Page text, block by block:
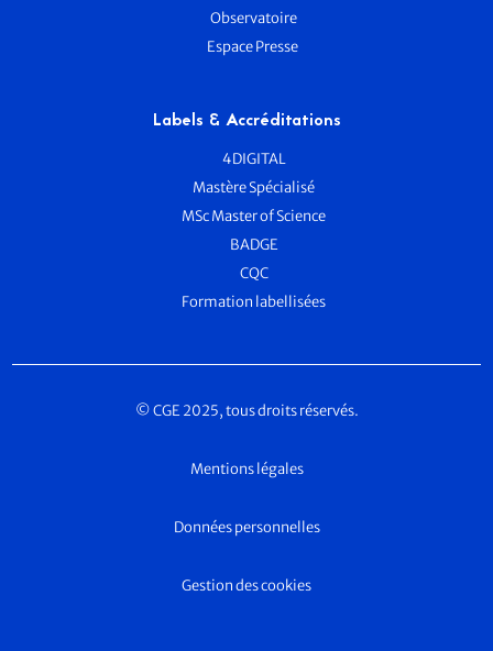
Observatoire
Espace Presse
Labels & Accréditations
4DIGITAL
Mastère Spécialisé
MSc Master of Science
BADGE
CQC
Formation labellisées
© CGE 2025, tous droits réservés.
Mentions légales
Données personnelles
Gestion des cookies